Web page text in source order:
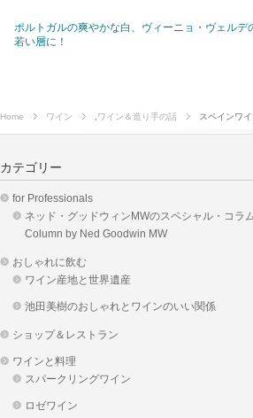
ポルトガルの爽やかな白、ヴィーニョ・ヴェルデ
若い層に！
Home ワイン ワイン＆造り手の話 スペインワ
カテゴリー
for Professionals
ネッド・グッドウィンMWのスペシャル・コラ
Column by Ned Goodwin MW
おしゃれに飲む
ワイン産地と世界遺産
池田美樹のおしゃれとワインのいい関係
ショップ＆レストラン
ワインと料理
スパークリングワイン
ロゼワイン